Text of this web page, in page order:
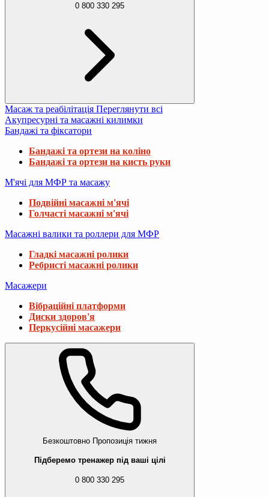
0 800 330 295
Масаж та реабілітація Переглянути всі
Акупресурні та масажні килимки
Бандажі та фіксатори
Бандажі та ортези на коліно
Бандажі та ортези на кисть руки
М'ячі для МФР та масажу
Подвійні масажні м'ячі
Голчасті масажні м'ячі
Масажні валики та роллери для МФР
Гладкі масажні ролики
Ребристі масажні ролики
Масажери
Вібраційні платформи
Диски здоров'я
Перкусійні масажери
Безкоштовно Пропозиція тижня
Підберемо тренажер під ваші цілі
0 800 330 295